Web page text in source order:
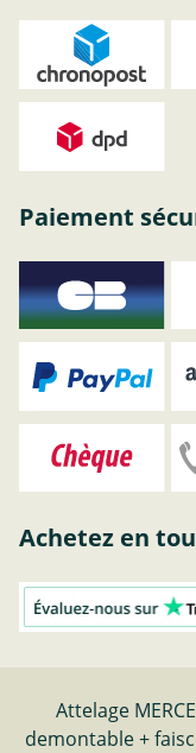
Paiement
Achetez en
Attelage
demontable +